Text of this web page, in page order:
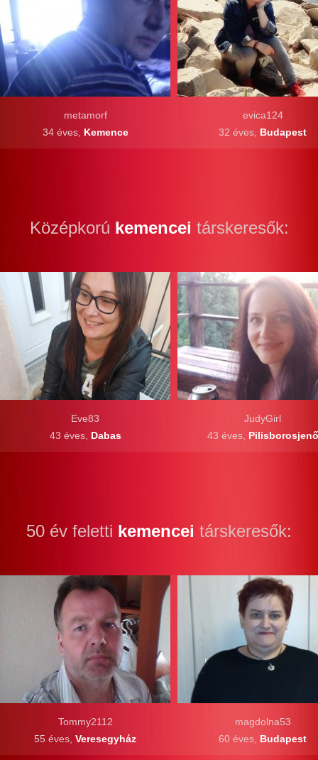
evica124
32 éves, Budapest
metamorf
34 éves, Kemence
Középkorú kemencei társkeresők:
Eve83
43 éves, Dabas
JudyGirl
43 éves, Pilisborosjenő
50 év feletti kemencei társkeresők:
magdolna53
60 éves, Budapest
Tommy2112
55 éves, Veresegyház